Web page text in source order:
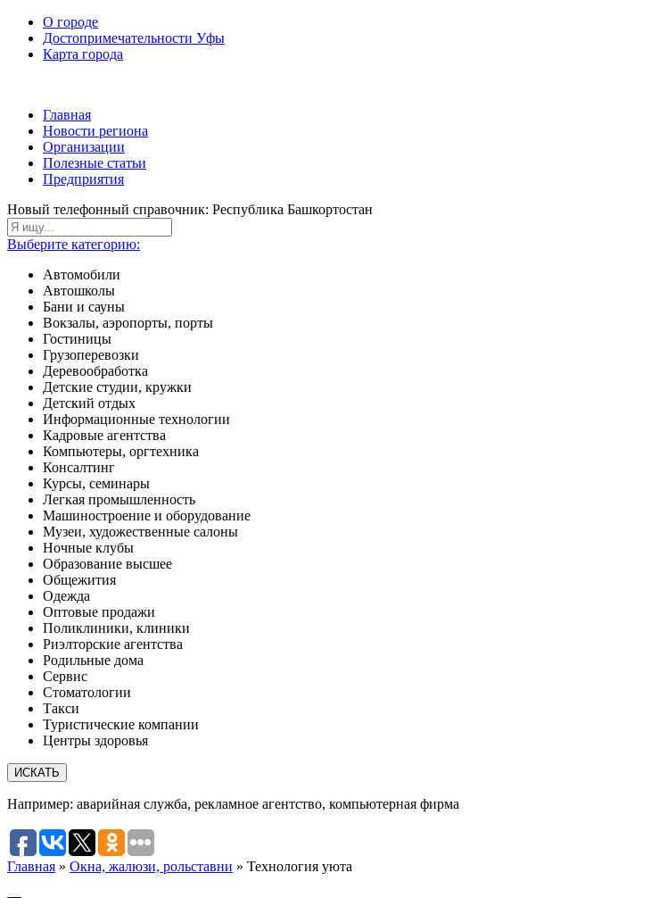
О городе
Достопримечательности Уфы
Карта города
Главная
Новости региона
Организации
Полезные статьи
Предприятия
Новый телефонный справочник: Республика Башкортостан
Выберите категорию:
Автомобили
Автошколы
Бани и сауны
Вокзалы, аэропорты, порты
Гостиницы
Грузоперевозки
Деревообработка
Детские студии, кружки
Детский отдых
Информационные технологии
Кадровые агентства
Компьютеры, оргтехника
Консалтинг
Курсы, семинары
Легкая промышленность
Машиностроение и оборудование
Музеи, художественные салоны
Ночные клубы
Образование высшее
Общежития
Одежда
Оптовые продажи
Поликлиники, клиники
Риэлторские агентства
Родильные дома
Сервис
Стоматологии
Такси
Туристические компании
Центры здоровья
Например: аварийная служба, рекламное агентство, компьютерная фирма
Главная » Окна, жалюзи, рольставни » Технология уюта